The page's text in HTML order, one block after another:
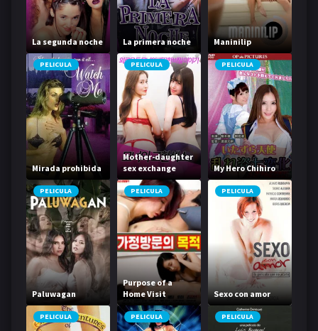
La segunda noche La primera noche Maninilip
PELICULA
Mirada prohibida
PELICULA
Mother-daughter
sex exchange
PELICULA
My Hero Chihiro
PELICULA
Paluwagan
PELICULA
Purpose of a
Home Visit
PELICULA
Sexo con amor
PELICULA PELICULA PELICULA